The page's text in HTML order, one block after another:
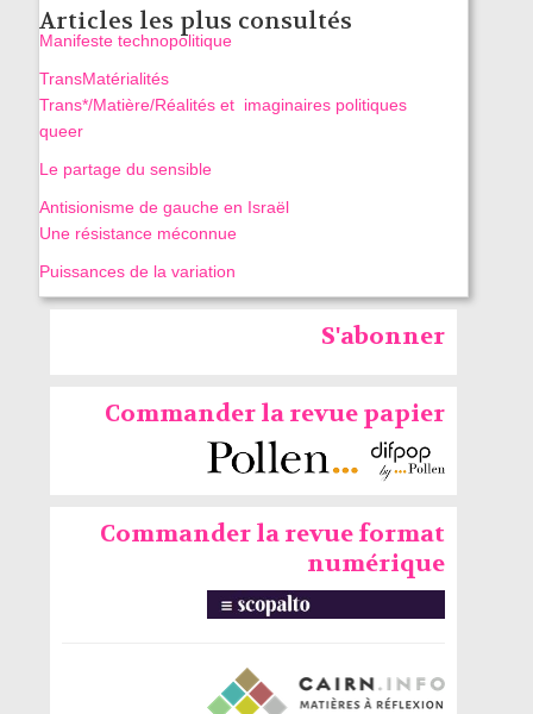
Articles les plus consultés
Manifeste technopolitique
TransMatérialités
Trans*/Matière/Réalités et imaginaires politiques
queer
Le partage du sensible
Antisionisme de gauche en Israël
Une résistance méconnue
Puissances de la variation
S'abonner
Commander la revue papier
Commander la revue format
numérique